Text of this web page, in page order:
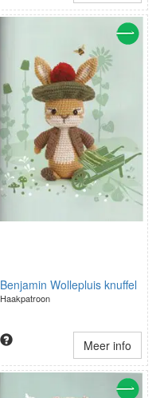
Benjamin Wollepluis knuffel
Haakpatroon
Meer info